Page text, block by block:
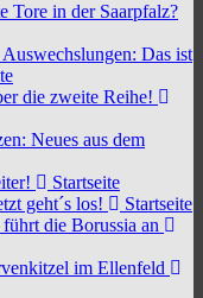
Tore in der Saarpfalz?
Das ist
die zweite Reihe!
Neues aus dem
Startseite
geht´s los!
Startseite
die Borussia an
im Ellenfeld